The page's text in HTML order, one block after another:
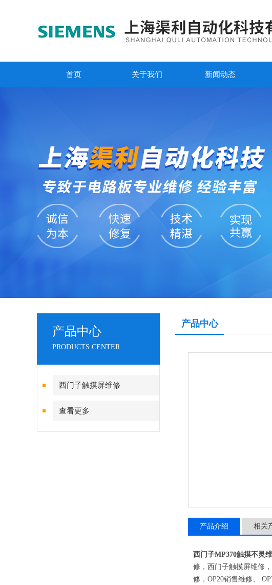
首页 关于我们 新闻动态
产品中心
PRODUCTS CENTER
西门子触摸屏维修
查看更多
产品中心
产品介绍 相关
西门子MP370触摸不灵维
修，西门子触摸屏维修
修， OP20销售维修、